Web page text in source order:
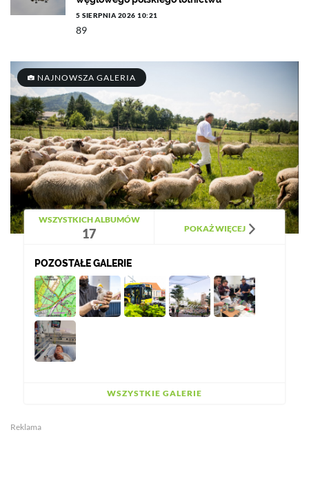
5 SIERPNIA 2026 10:21
89
NAJNOWSZA GALERIA
WSZYSTKICH ALBUMÓW
17 POKAŻ WIĘCEJ
POZOSTAŁE GALERIE
WSZYSTKIE GALERIE
Reklama